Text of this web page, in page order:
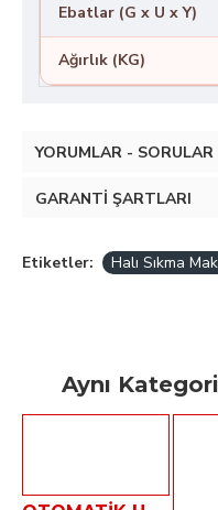
Ebatlar (G x U x Y)
Ağırlık (KG)
YORUMLAR - SORULAR
GARANTI ŞARTLARI
Etiketler: Halı Sıkma
Aynı